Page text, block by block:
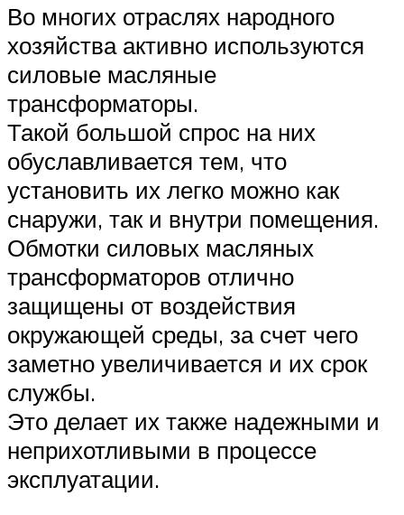
Во многих отраслях народного
хозяйства активно используются
силовые масляные
трансформаторы.
Такой большой спрос на них
обуславливается тем, что
установить их легко можно как
снаружи, так и внутри помещения.
Обмотки силовых масляных
трансформаторов отлично
защищены от воздействия
окружающей среды, за счет чего
заметно увеличивается и их срок
службы.
Это делает их также надежными и
неприхотливыми в процессе
эксплуатации.